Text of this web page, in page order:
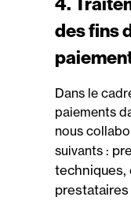
des fins
Dans le
paiements
nous
suivants :
techniques,